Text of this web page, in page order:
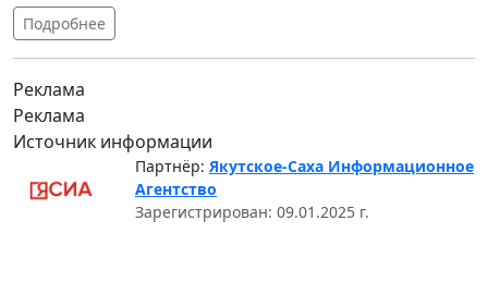
Подробнее
Реклама
Реклама
Источник информации
Партнёр: Якутское-Саха Информационное
Агентство
Зарегистрирован: 09.01.2025 г.